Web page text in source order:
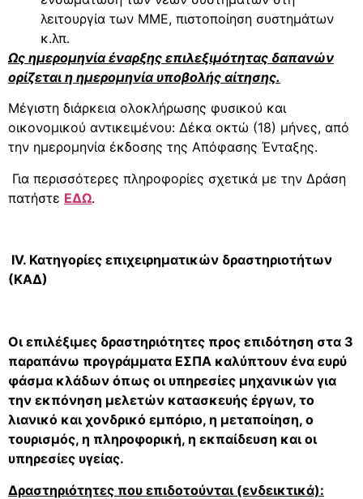
λειτουργία των ΜΜΕ, πιστοποίηση συστημάτων
κ.λπ.
Ως ημερομηνία έναρξης επιλεξιμότητας δαπανών
ορίζεται η ημερομηνία υποβολής αίτησης.
Μέγιστη διάρκεια ολοκλήρωσης φυσικού και
οικονομικού αντικειμένου: Δέκα οκτώ (18) μήνες, από
την ημερομηνία έκδοσης της Απόφασης Ένταξης.
Για περισσότερες πληροφορίες σχετικά με την Δράση
πατήστε ΕΔΩ.
IV. Κατηγορίες επιχειρηματικών δραστηριοτήτων
(ΚΑΔ)
Οι επιλέξιμες δραστηριότητες προς επιδότηση στα 3
παραπάνω προγράμματα ΕΣΠΑ καλύπτουν ένα ευρύ
φάσμα κλάδων όπως οι υπηρεσίες μηχανικών για
την εκπόνηση μελετών κατασκευής έργων, το
λιανικό και χονδρικό εμπόριο, η μεταποίηση, ο
τουρισμός, η πληροφορική, η εκπαίδευση και οι
υπηρεσίες υγείας.
Δραστηριότητες που επιδοτούνται (ενδεικτικά):